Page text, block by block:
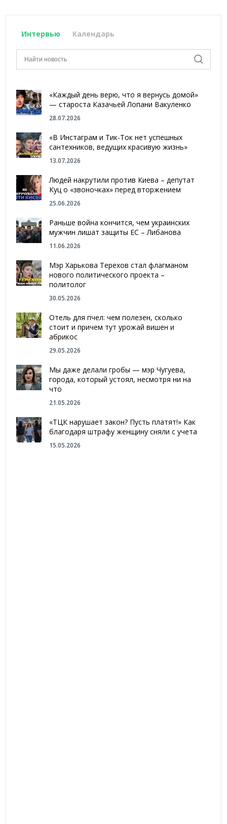
Интервью Календарь
«Каждый день верю, что я вернусь домой»
— староста Казачьей Лопани Вакуленко
28.07.2026
«В Инстаграм и Тик-Ток нет успешных
сантехников, ведущих красивую жизнь»
13.07.2026
Людей накрутили против Киева – депутат
Куц о «звоночках» перед вторжением
25.06.2026
Раньше война кончится, чем украинских
мужчин лишат защиты ЕС – Либанова
11.06.2026
Мэр Харькова Терехов стал флагманом
нового политического проекта –
политолог
30.05.2026
Отель для пчел: чем полезен, сколько
стоит и причем тут урожай вишен и
абрикос
29.05.2026
Мы даже делали гробы — мэр Чугуева,
города, который устоял, несмотря ни на
что
21.05.2026
«ТЦК нарушает закон? Пусть платят!» Как
благодаря штрафу женщину сняли с учета
15.05.2026